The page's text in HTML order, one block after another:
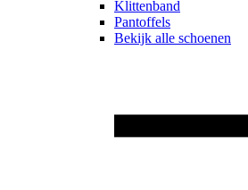
Klittenband
Pantoffels
Bekijk alle schoenen